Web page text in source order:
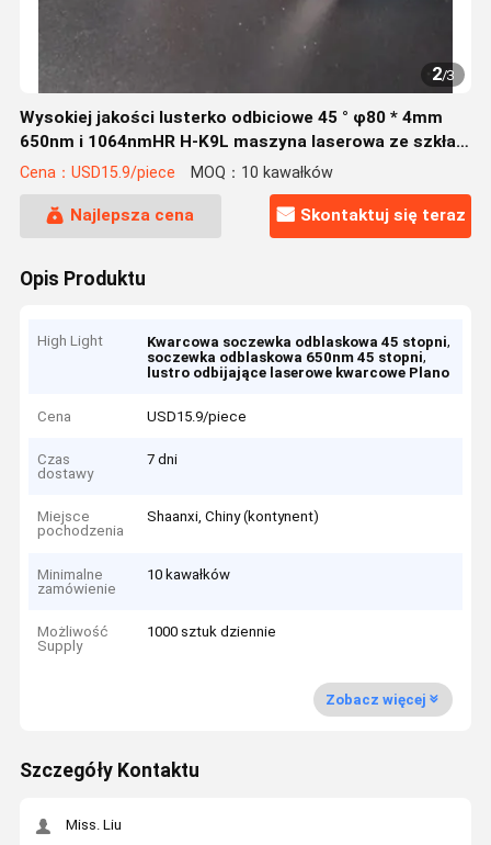
2/3
Wysokiej jakości lusterko odbiciowe 45 ° φ80 * 4mm
650nm i 1064nmHR H-K9L maszyna laserowa ze szkła
laserowego z soczewką plano
Cena：USD15.9/piece MOQ：10 kawałków
Najlepsza cena Skontaktuj się teraz
Opis Produktu
High Light Kwarcowa soczewka odblaskowa 45 stopni,
soczewka odblaskowa 650nm 45 stopni,
lustro odbijające laserowe kwarcowe Plano
Cena USD15.9/piece
Czas
dostawy
7 dni
Miejsce
pochodzenia
Shaanxi, Chiny (kontynent)
Minimalne
zamówienie
10 kawałków
Możliwość
Supply
1000 sztuk dziennie
Zobacz więcej
Szczegóły Kontaktu
Miss. Liu